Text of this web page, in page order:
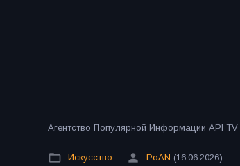
Агентство Популярной Информации API
Искусство PoAN (16.06.2026)